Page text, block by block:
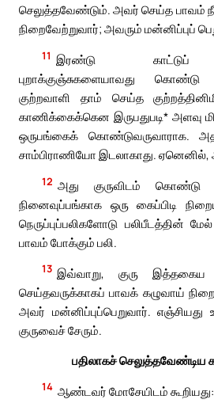
செலுத்தவேண்டும். அவர் செய்த பாவம்
நிறைவேற்றுவார்; அவரும் மன்னிப்புப்
11 இரண்டு காட்டுப்
புறாக்குஞ்சுகளையாவது
குற்றவாளி தாம் செய்த
காணிக்கைக்கென இருபதுபடி* அளவு
ஒருபங்கைக்
சாம்பிராணியோ இடலாகாது. ஏனெனில்,
12 அது குருவிடம் கொண்டு
நினைவுப்பங்காக ஒரு கைப்பிடி
நெருப்புப்பலிகளோடு பலிபீடத்தின்
பாவம் போக்கும் பலி.
13 இவ்வாறு, குரு
செய்தவருக்காகப் பாவக் கழுவாய்
அவர் மன்னிப்புப்பெறுவார்.
குருவைச் சேரும்.
பதிலாகச்
14 ஆண்டவர் மோசேயிடம் கூறியது: